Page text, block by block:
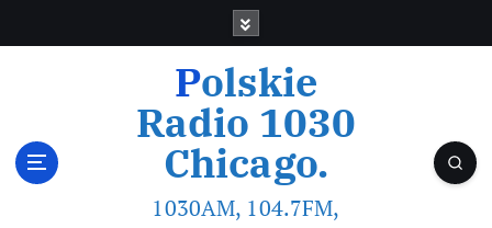
Polskie
Radio 1030
Chicago.
1030AM, 104.7FM,